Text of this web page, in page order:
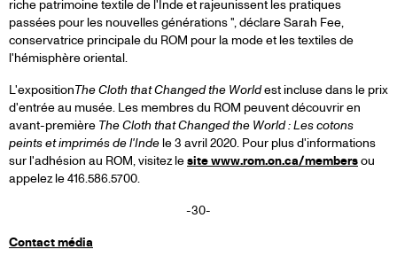
riche patrimoine textile de l'Inde et rajeunissent les pratiques
passées pour les nouvelles générations ", déclare Sarah Fee,
conservatrice principale du ROM pour la mode et les textiles de
l'hémisphère oriental.
L'expositionThe Cloth that Changed the Worldest incluse dans le prix
d'entrée au musée. Les membres du ROM peuvent découvrir en
avant-première The Cloth that Changed the World : Les cotons
peints et imprimés de l'Inde le 3 avril 2020. Pour plus d'informations
sur l'adhésion au ROM, visitez lesite www.rom.on.ca/membersou
appelez le 416.586.5700.
-30-
Contact média